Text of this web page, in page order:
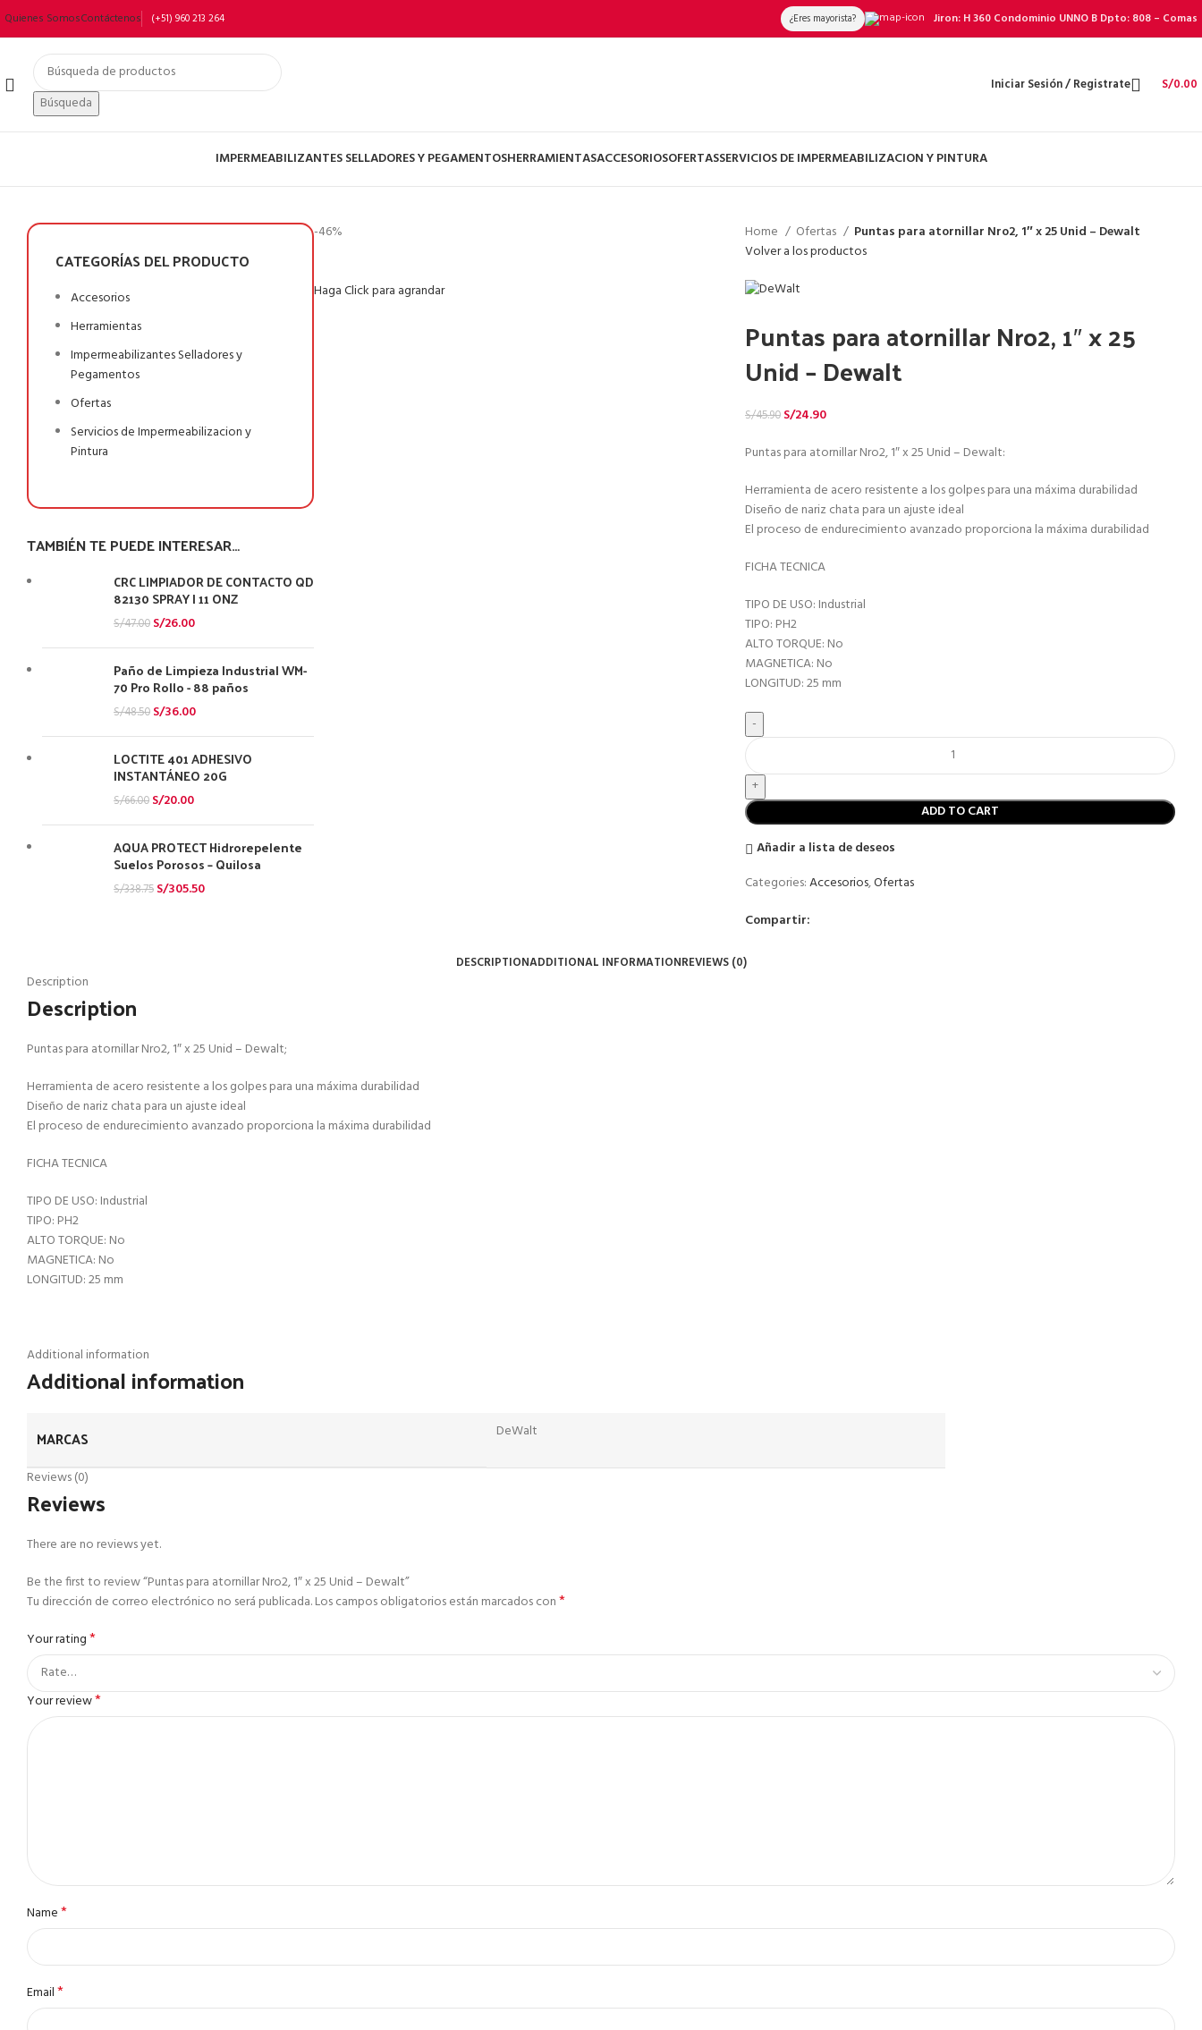
Quienes SomosContáctenos (+51) 960 213 264 ¿Eres mayorista? Jiron: H 360 Condominio UNNO B Dpto: 808 – Comas
Búsqueda
Iniciar Sesión / Registrate S/0.00
IMPERMEABILIZANTES SELLADORES Y PEGAMENTOSHERRAMIENTASACCESORIOSOFERTASSERVICIOS DE IMPERMEABILIZACION Y PINTURA
-46%
Haga Click para agrandar
Home Ofertas
Puntas para atornillar Nro2, 1″ x 25 Unid – Dewalt
Volver a los productos
Puntas para atornillar Nro2, 1″ x 25
Unid – Dewalt
S/45.90 S/24.90
Puntas para atornillar Nro2, 1″ x 25 Unid – Dewalt:
Herramienta de acero resistente a los golpes para una máxima durabilidad
Diseño de nariz chata para un ajuste ideal
El proceso de endurecimiento avanzado proporciona la máxima durabilidad
FICHA TECNICA
TIPO DE USO: Industrial
TIPO: PH2
ALTO TORQUE: No
MAGNETICA: No
LONGITUD: 25 mm
ADD TO CART
Añadir a lista de deseos
Categories:Accesorios,Ofertas
Compartir:
CATEGORÍAS DEL PRODUCTO
Accesorios
Herramientas
Impermeabilizantes Selladores y
Pegamentos
Ofertas
Servicios de Impermeabilizacion y
Pintura
TAMBIÉN TE PUEDE INTERESAR…
CRC LIMPIADOR DE CONTACTO QD
82130 SPRAY | 11 ONZ
S/47.00 S/26.00
Paño de Limpieza Industrial WM-
70 Pro Rollo - 88 paños
S/48.50 S/36.00
LOCTITE 401 ADHESIVO
INSTANTÁNEO 20G
S/66.00 S/20.00
AQUA PROTECT Hidrorepelente
Suelos Porosos – Quilosa
S/338.75 S/305.50
DESCRIPTIONADDITIONAL INFORMATIONREVIEWS (0)
Description
Description
Puntas para atornillar Nro2, 1″ x 25 Unid – Dewalt;
Herramienta de acero resistente a los golpes para una máxima durabilidad
Diseño de nariz chata para un ajuste ideal
El proceso de endurecimiento avanzado proporciona la máxima durabilidad
FICHA TECNICA
TIPO DE USO: Industrial
TIPO: PH2
ALTO TORQUE: No
MAGNETICA: No
LONGITUD: 25 mm
Additional information
Additional information
MARCAS DeWalt
Reviews (0)
Reviews
There are no reviews yet.
Be the first to review “Puntas para atornillar Nro2, 1″ x 25 Unid – Dewalt”
Tu dirección de correo electrónico no será publicada.Los campos obligatorios están marcados con*
Your rating*
Your review*
Name*
Email*